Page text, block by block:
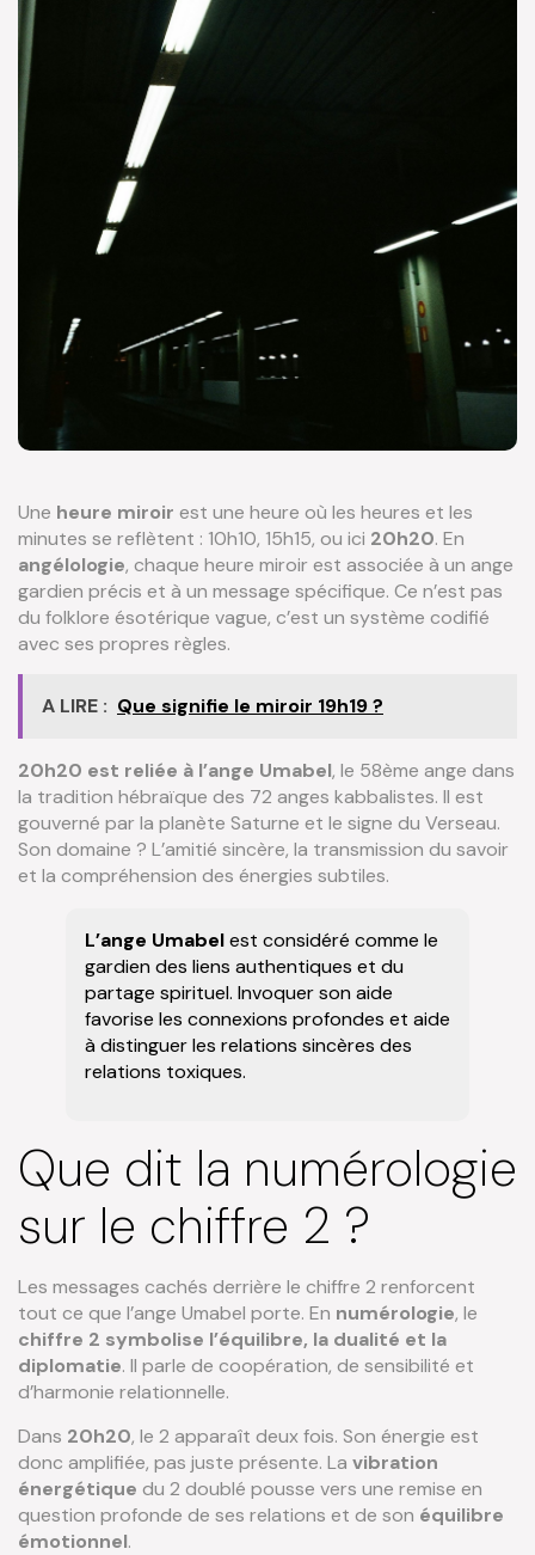
Une heure miroir est une heure où les heures et les
minutes se reflètent : 10h10, 15h15, ou ici 20h20. En
angélologie, chaque heure miroir est associée à un ange
gardien précis et à un message spécifique. Ce n’est pas
du folklore ésotérique vague, c’est un système codifié
avec ses propres règles.
A LIRE : Que signifie le miroir 19h19 ?
20h20 est reliée à l’ange Umabel, le 58ème ange dans
la tradition hébraïque des 72 anges kabbalistes. Il est
gouverné par la planète Saturne et le signe du Verseau.
Son domaine ? L’amitié sincère, la transmission du savoir
et la compréhension des énergies subtiles.
L’ange Umabelest considéré comme le
gardien des liens authentiques et du
partage spirituel. Invoquer son aide
favorise les connexions profondes et aide
à distinguer les relations sincères des
relations toxiques.
Que dit la numérologie
sur le chiffre 2 ?
Les messages cachés derrière le chiffre 2 renforcent
tout ce que l’ange Umabel porte. En numérologie, le
chiffre 2 symbolise l’équilibre, la dualité et la
diplomatie. Il parle de coopération, de sensibilité et
d’harmonie relationnelle.
Dans 20h20, le 2 apparaît deux fois. Son énergie est
donc amplifiée, pas juste présente. La vibration
énergétique du 2 doublé pousse vers une remise en
question profonde de ses relations et de son équilibre
émotionnel.